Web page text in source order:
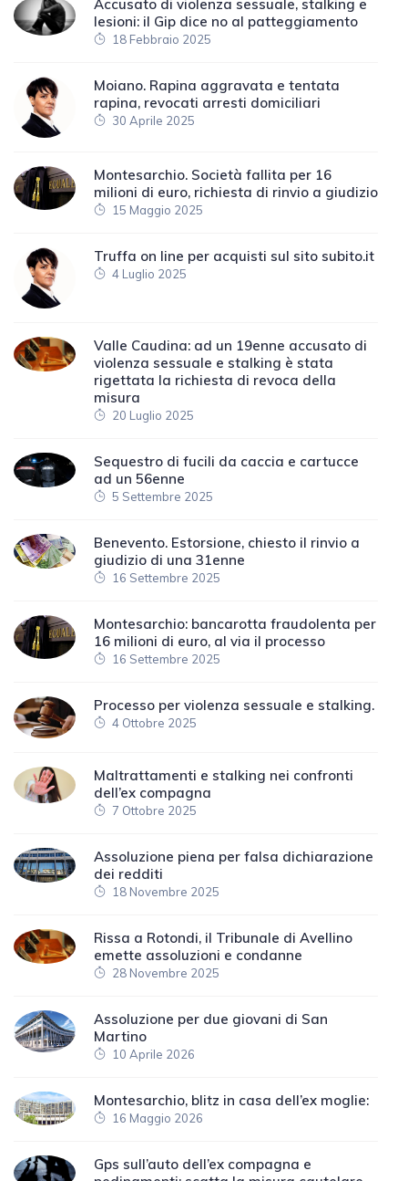
Accusato di violenza sessuale, stalking e
lesioni: il Gip dice no al patteggiamento
18 Febbraio 2025
Moiano. Rapina aggravata e tentata
rapina, revocati arresti domiciliari
30 Aprile 2025
Montesarchio. Società fallita per 16
milioni di euro, richiesta di rinvio a giudizio
15 Maggio 2025
Truffa on line per acquisti sul sito subito.it
4 Luglio 2025
Valle Caudina: ad un 19enne accusato di
violenza sessuale e stalking è stata
rigettata la richiesta di revoca della
misura
20 Luglio 2025
Sequestro di fucili da caccia e cartucce
ad un 56enne
5 Settembre 2025
Benevento. Estorsione, chiesto il rinvio a
giudizio di una 31enne
16 Settembre 2025
Montesarchio: bancarotta fraudolenta per
16 milioni di euro, al via il processo
16 Settembre 2025
Processo per violenza sessuale e stalking.
4 Ottobre 2025
Maltrattamenti e stalking nei confronti
dell’ex compagna
7 Ottobre 2025
Assoluzione piena per falsa dichiarazione
dei redditi
18 Novembre 2025
Rissa a Rotondi, il Tribunale di Avellino
emette assoluzioni e condanne
28 Novembre 2025
Assoluzione per due giovani di San
Martino
10 Aprile 2026
Montesarchio, blitz in casa dell’ex moglie:
16 Maggio 2026
Gps sull’auto dell’ex compagna e